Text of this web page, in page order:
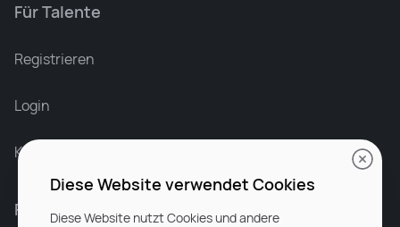
Für Talente
Registrieren
Login
Karriere bei Rocken
Für Unternehmen
Diese Website verwendet Cookies
Diese Website nutzt Cookies und andere